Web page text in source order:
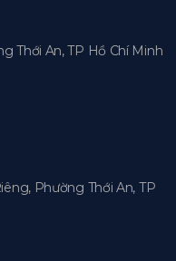
Thới An, TP Hồ Chí Minh
Phường Thới An, TP